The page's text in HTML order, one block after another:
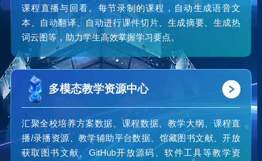
课程直播与回看。每节录制的课程，自动生成语音文
本、自动翻译、自动进行课件切片、生成摘要、生成热
词云图等，助力学生高效掌握学习要点。
多模态教学资源中心
汇聚全校培养方案数据、课程数据、教学大纲、课程直
播/录播资源、教学辅助平台数据、馆藏图书文献、开放
获取图书文献、GitHub开放源码、软件工具等教学资